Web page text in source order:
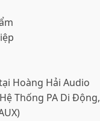
Hoàng Hải Audio
Thống PA Di Động,